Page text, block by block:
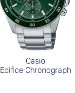
Casio
Edifice Chronograph